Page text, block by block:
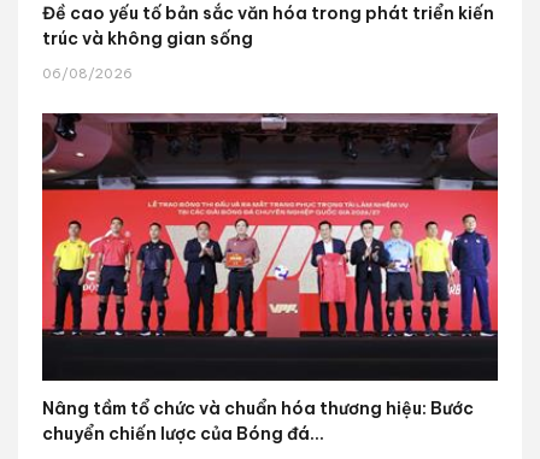
Đề cao yếu tố bản sắc văn hóa trong phát triển kiến
trúc và không gian sống
06/08/2026
Nâng tầm tổ chức và chuẩn hóa thương hiệu: Bước
chuyển chiến lược của Bóng đá...